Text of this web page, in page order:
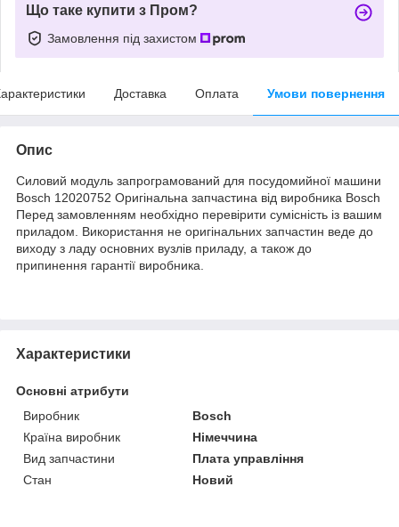
Що таке купити з Пром?
Замовлення під захистом
Доставка Оплата Умови повернення
Опис
Силовий модуль запрограмований для посудомийної машини
Bosch 12020752 Оригінальна запчастина від виробника Bosch
Перед замовленням необхідно перевірити сумісність із вашим
приладом. Використання не оригінальних запчастин веде до
виходу з ладу основних вузлів приладу, а також до
припинення гарантії виробника.
Характеристики
Основні атрибути
Виробник
Bosch
Країна виробник
Німеччина
Вид запчастини
Плата управління
Стан
Новий